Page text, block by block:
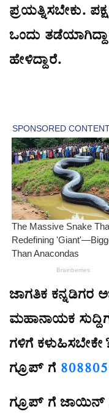
ಪ್ರಯತ್ನಿಸಬೇಕು.
ಒಂದು
ಹೇಳಿದ್ದಾರೆ.
ಜಾಗತಿಕ ಕನ್ನಡಿಗರ
ಮಹಾನಾಯಕ
ಗಳಿಗೆ
ಗ್ರೂಪ್ ಗೆ
ಗ್ರೂಪ್ ಗೆ ಜಾಯಿನ್